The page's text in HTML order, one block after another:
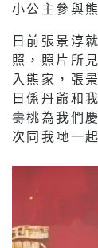
小公主參與
日前張景淳
照，照片所
入熊家，張
日係丹爺和
壽桃為我們
次同我哋一